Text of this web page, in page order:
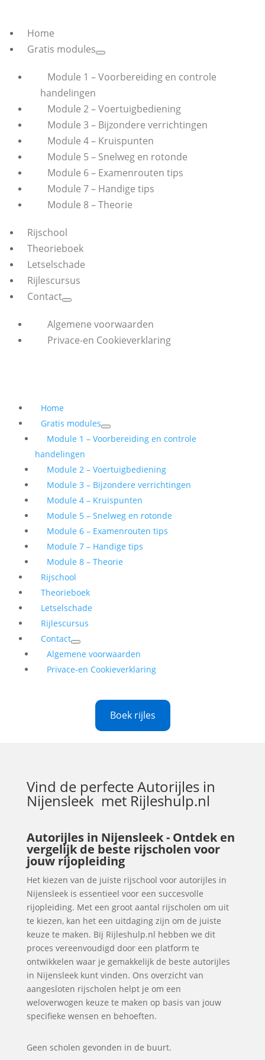
Home
Gratis modules
Module 1 – Voorbereiding en controle
handelingen
Module 2 – Voertuigbediening
Module 3 – Bijzondere verrichtingen
Module 4 – Kruispunten
Module 5 – Snelweg en rotonde
Module 6 – Examenrouten tips
Module 7 – Handige tips
Module 8 – Theorie
Rijschool
Theorieboek
Letselschade
Rijlescursus
Contact
Algemene voorwaarden
Privace-en Cookieverklaring
Home
Gratis modules
Module 1 – Voorbereiding en controle
handelingen
Module 2 – Voertuigbediening
Module 3 – Bijzondere verrichtingen
Module 4 – Kruispunten
Module 5 – Snelweg en rotonde
Module 6 – Examenrouten tips
Module 7 – Handige tips
Module 8 – Theorie
Rijschool
Theorieboek
Letselschade
Rijlescursus
Contact
Algemene voorwaarden
Privace-en Cookieverklaring
Boek rijles
Vind de perfecteAutorijles in
Nijensleek met Rijleshulp.nl
Autorijles in Nijensleek - Ontdek en
vergelijk de beste rijscholen voor
jouw rijopleiding
Het kiezen van de juiste rijschool voor autorijles in
Nijensleek is essentieel voor een succesvolle
rijopleiding. Met een groot aantal rijscholen om uit
te kiezen, kan het een uitdaging zijn om de juiste
keuze te maken. Bij Rijleshulp.nl hebben we dit
proces vereenvoudigd door een platform te
ontwikkelen waar je gemakkelijk de beste autorijles
in Nijensleek kunt vinden. Ons overzicht van
aangesloten rijscholen helpt je om een
weloverwogen keuze te maken op basis van jouw
specifieke wensen en behoeften.
Geen scholen gevonden in de buurt.